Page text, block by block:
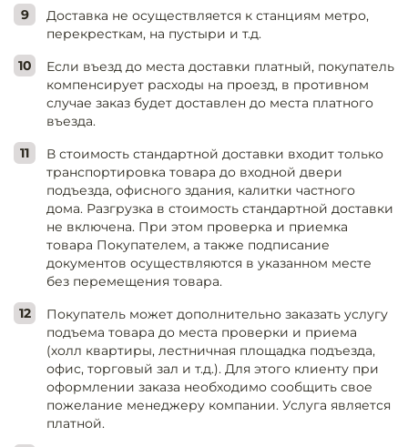
Доставка не осуществляется к станциям метро,
перекресткам, на пустыри и т.д.
Если въезд до места доставки платный, покупатель
компенсирует расходы на проезд, в противном
случае заказ будет доставлен до места платного
въезда.
В стоимость стандартной доставки входит только
транспортировка товара до входной двери
подъезда, офисного здания, калитки частного
дома. Разгрузка в стоимость стандартной доставки
не включена. При этом проверка и приемка
товара Покупателем, а также подписание
документов осуществляются в указанном месте
без перемещения товара.
Покупатель может дополнительно заказать услугу
подъема товара до места проверки и приема
(холл квартиры, лестничная площадка подъезда,
офис, торговый зал и т.д.). Для этого клиенту при
оформлении заказа необходимо сообщить свое
пожелание менеджеру компании. Услуга является
платной.